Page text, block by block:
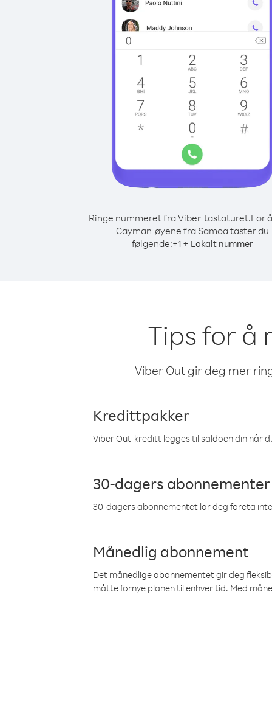
Ringe nummeret fra Viber-tastaturet.For
Cayman-øyene fra Samoa taster du
følgende:+1 + Lokalt nummer
Tips for å
Viber Out gir deg mer
Kredittpakker
Viber Out-kreditt legges til saldoen din når
30-dagers abonnementer
30-dagers abonnementet lar deg foreta
Månedlig abonnement
Det månedlige abonnementet gir deg
måtte fornye planen til enhver tid. Med